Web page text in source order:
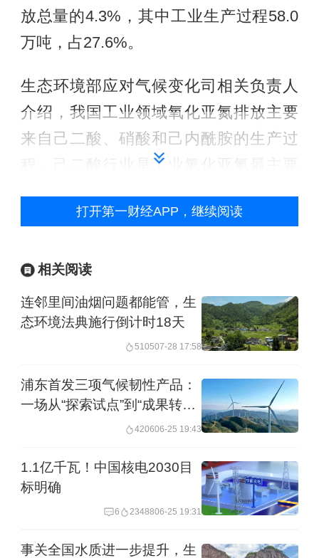
放总量的4.3%，其中工业生产过程58.0
万吨，占27.6%。
生态环境部应对气候变化司相关负责人
介绍，我国工业领域氧化亚氮排放主要
来自己二酸、硝酸和己内酰胺的生产过
程，己二酸行业是工业氧化亚氮最主要
集中、行业聚集程度较高，同时排放处
业领域开展氧化亚氮控排工作具有较高
可行性。
目前，我国己二酸、硝酸和己内酰胺产
能还将持续增长。2024年，联合国环境
署等联合发布的《全球氧化亚氮评估》
减排，仅工业领域氧化亚氮每年就有
1.15亿吨二氧化碳当量的减排潜力。
打开第一财经APP，继续阅读
相关阅读
连邻里间油烟问题都能管，生
态环境法典施行倒计时18天
510507-28 17:58
浦东首发三项气候韧性产品：
一场从“探索试点”到“成果转
420606-25 19:43
1.1亿千瓦！中国核电2030目
标明确
6 2348806-25 19:31
事关全国水质进一步提升，生